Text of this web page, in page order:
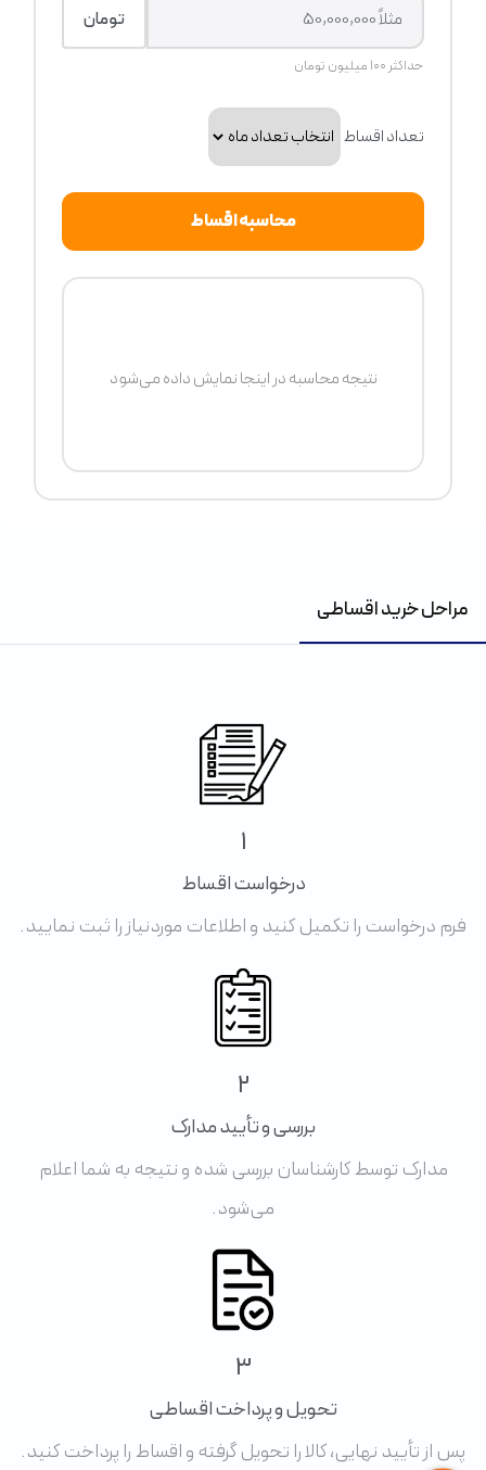
تومان
حداکثر ۱۰۰ میلیون تومان
تعداد اقساط
محاسبه اقساط
نتیجه محاسبه در اینجا نمایش داده می‌شود
مراحل خرید اقساطی
1
درخواست اقساط
فرم درخواست را تکمیل کنید و اطلاعات موردنیاز را ثبت نمایید.
2
بررسی و تأیید مدارک
مدارک توسط کارشناسان بررسی شده و نتیجه به شما اعلام
می‌شود.
3
تحویل و پرداخت اقساطی
پس از تأیید نهایی، کالا را تحویل گرفته و اقساط را پرداخت کنید.